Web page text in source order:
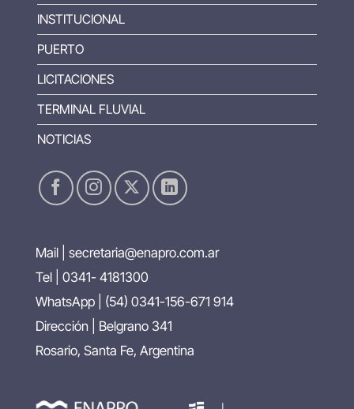
INSTITUCIONAL
PUERTO
LICITACIONES
TERMINAL FLUVIAL
NOTICIAS
Mail | secretaria@enapro.com.ar
Tel | 0341- 4181300
WhatsApp | (54) 0341-156-671 914
Dirección | Belgrano 341
Rosario, Santa Fe, Argentina